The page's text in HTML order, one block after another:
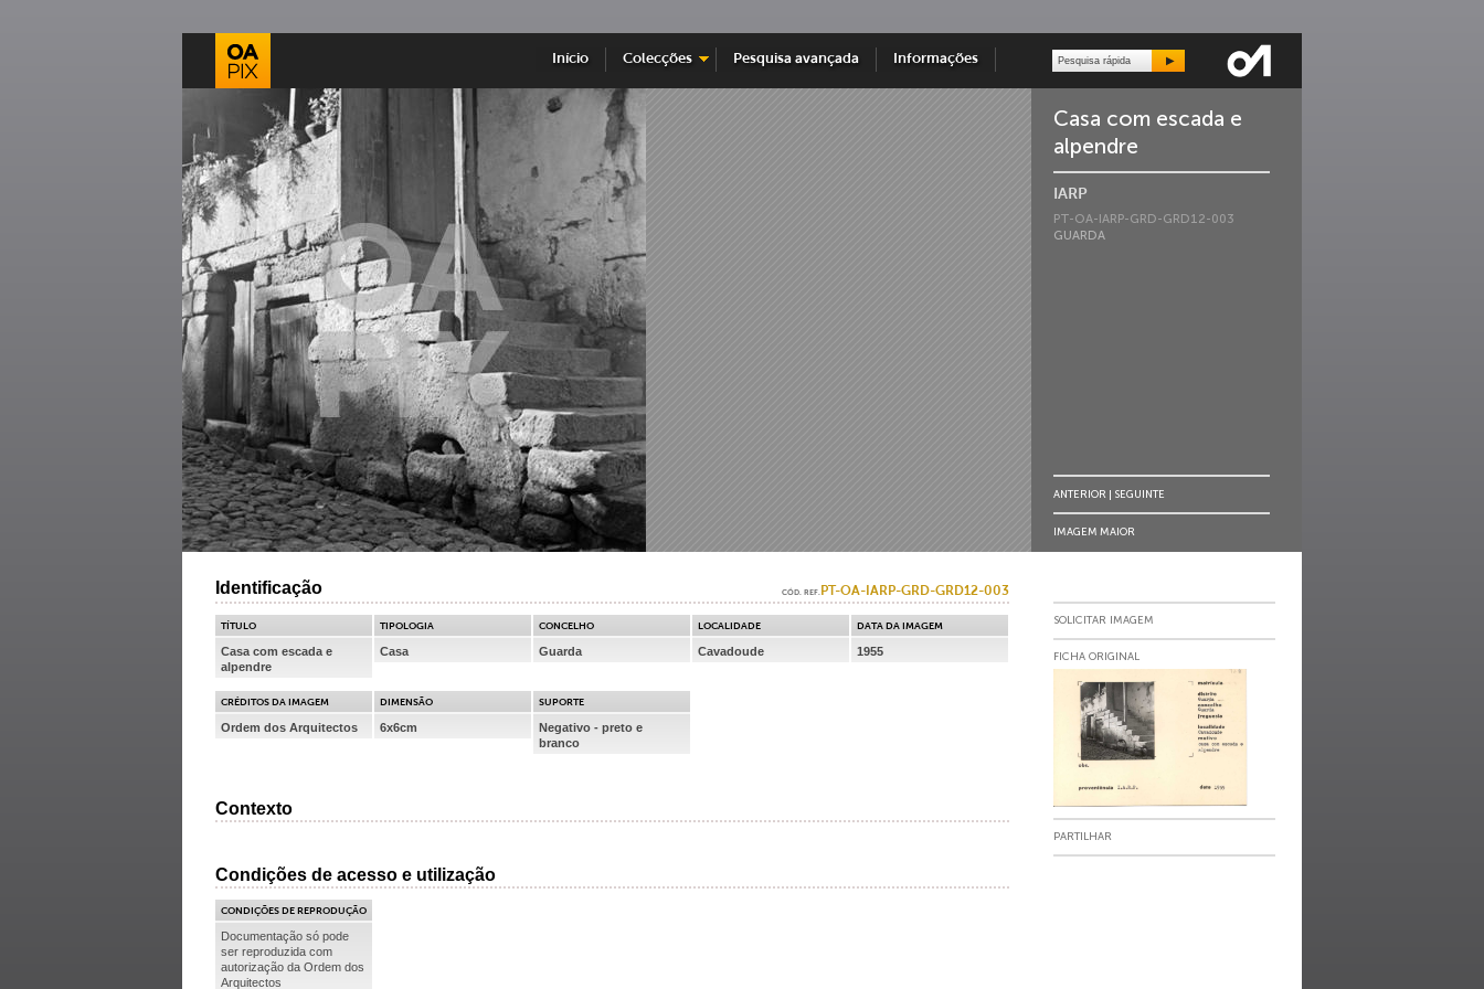
Início Colecções Pesquisa avançada Informações
Casa com escada e
alpendre
IARP
PT-OA-IARP-GRD-GRD12-003
GUARDA
ANTERIOR | SEGUINTE
IMAGEM MAIOR
Identificação CÓD. REF. PT-OA-IARP-GRD-GRD12-003
TÍTULO
Casa com escada e
alpendre
TIPOLOGIA
Casa
CONCELHO
Guarda
LOCALIDADE
Cavadoude
DATA DA IMAGEM
1955
CRÉDITOS DA IMAGEM
Ordem dos Arquitectos
DIMENSÃO
6x6cm
SUPORTE
Negativo - preto e
branco
Contexto
Condições de acesso e utilização
CONDIÇÕES DE REPRODUÇÃO
Documentação só pode
ser reproduzida com
autorização da Ordem dos
Arquitectos
SOLICITAR IMAGEM
FICHA ORIGINAL
PARTILHAR